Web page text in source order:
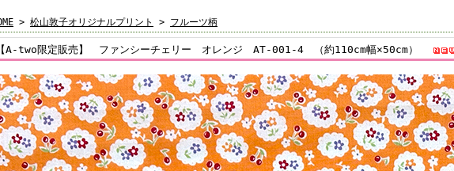
> 松山敦子オリジナルプリント > フルーツ柄
A-two限定販売】 ファンシーチェリー オレンジ AT-001-4 （約110cm幅×50cm）